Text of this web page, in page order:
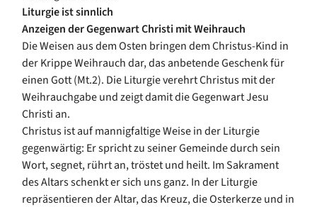
Liturgie ist sinnlich
Anzeigen der Gegenwart Christi mit Weihrauch
Die Weisen aus dem Osten bringen dem Christus-Kind in
der Krippe Weihrauch dar, das anbetende Geschenk für
einen Gott (Mt.2). Die Liturgie verehrt Christus mit der
Weihrauchgabe und zeigt damit die Gegenwart Jesu
Christi an.
Christus ist auf mannigfaltige Weise in der Liturgie
gegenwärtig: Er spricht zu seiner Gemeinde durch sein
Wort, segnet, rührt an, tröstet und heilt. Im Sakrament
des Altars schenkt er sich uns ganz. In der Liturgie
repräsentieren der Altar, das Kreuz, die Osterkerze und in